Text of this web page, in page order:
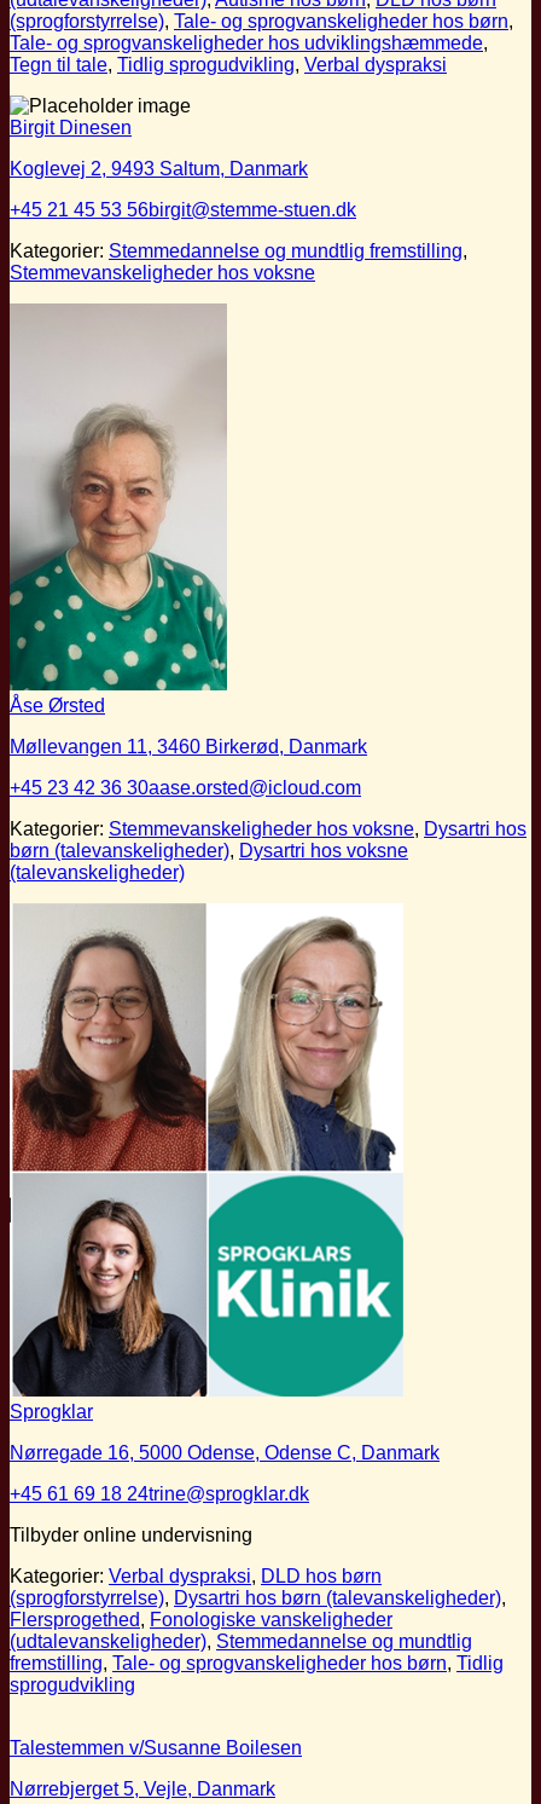
(sprogforstyrrelse), Tale- og sprogvanskeligheder hos børn,
Tale- og sprogvanskeligheder hos udviklingshæmmede,
Tegn til tale, Tidlig sprogudvikling, Verbal dyspraksi
Birgit Dinesen
Koglevej 2, 9493 Saltum, Danmark
+45 21 45 53 56birgit@stemme-stuen.dk
Kategorier: Stemmedannelse og mundtlig fremstilling,
Stemmevanskeligheder hos voksne
Åse Ørsted
Møllevangen 11, 3460 Birkerød, Danmark
+45 23 42 36 30aase.orsted@icloud.com
Kategorier: Stemmevanskeligheder hos voksne, Dysartri hos
børn (talevanskeligheder), Dysartri hos voksne
(talevanskeligheder)
Sprogklar
Nørregade 16, 5000 Odense, Odense C, Danmark
+45 61 69 18 24trine@sprogklar.dk
Tilbyder online undervisning
Kategorier: Verbal dyspraksi, DLD hos børn
(sprogforstyrrelse), Dysartri hos børn (talevanskeligheder),
Flersprogethed, Fonologiske vanskeligheder
(udtalevanskeligheder), Stemmedannelse og mundtlig
fremstilling, Tale- og sprogvanskeligheder hos børn, Tidlig
sprogudvikling
Talestemmen v/Susanne Boilesen
Nørrebjerget 5, Vejle, Danmark